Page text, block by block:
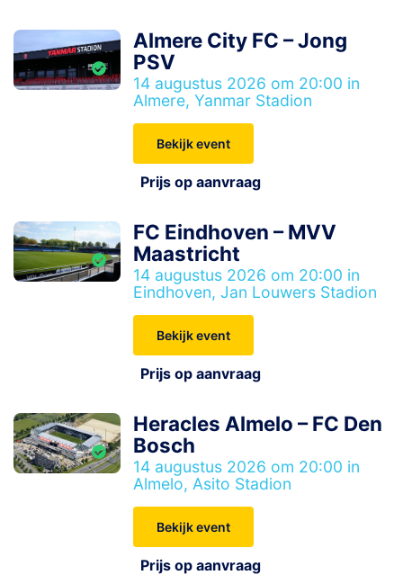
Almere City FC – Jong
PSV
14 augustus 2026 om 20:00 in
Almere, Yanmar Stadion
Bekijk event
Prijs op aanvraag
FC Eindhoven – MVV
Maastricht
14 augustus 2026 om 20:00 in
Eindhoven, Jan Louwers Stadion
Bekijk event
Prijs op aanvraag
Heracles Almelo – FC Den
Bosch
14 augustus 2026 om 20:00 in
Almelo, Asito Stadion
Bekijk event
Prijs op aanvraag